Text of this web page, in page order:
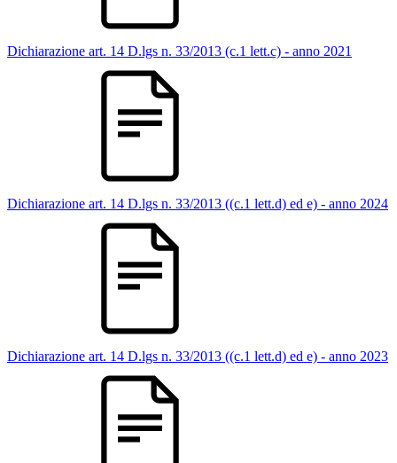
Dichiarazione art. 14 D.lgs n. 33/2013 (c.1 lett.c) - anno 2021
Dichiarazione art. 14 D.lgs n. 33/2013 ((c.1 lett.d) ed e) - anno 2024
Dichiarazione art. 14 D.lgs n. 33/2013 ((c.1 lett.d) ed e) - anno 2023